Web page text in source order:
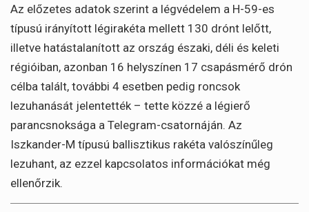
Az előzetes adatok szerint a légvédelem a H-59-es
típusú irányított légirakéta mellett 130 drónt lelőtt,
illetve hatástalanított az ország északi, déli és keleti
régióiban, azonban 16 helyszínen 17 csapásmérő drón
célba talált, további 4 esetben pedig roncsok
lezuhanását jelentették – tette közzé a légierő
parancsnoksága a Telegram-csatornáján. Az
Iszkander-M típusú ballisztikus rakéta valószínűleg
lezuhant, az ezzel kapcsolatos információkat még
ellenőrzik.